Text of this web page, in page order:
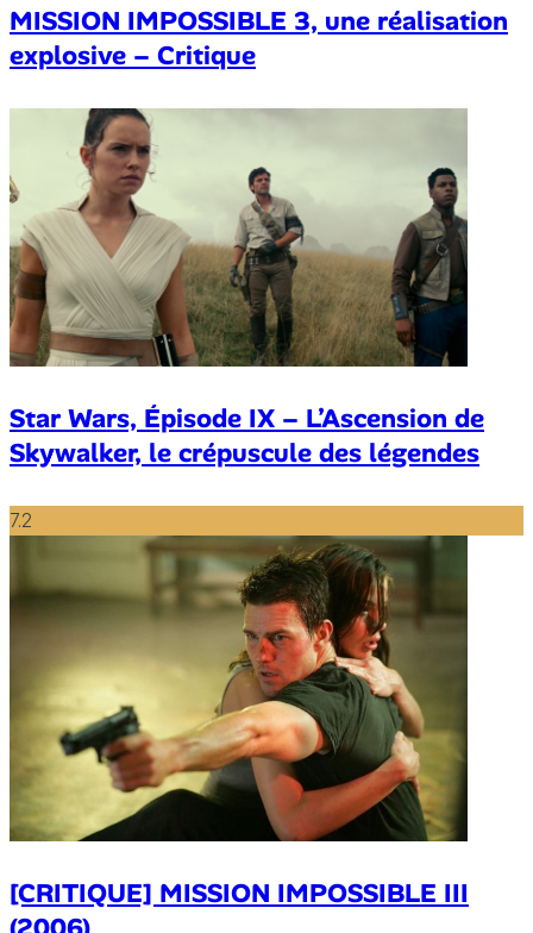
MISSION IMPOSSIBLE 3, une réalisation
explosive – Critique
Star Wars, Épisode IX – L’Ascension de
Skywalker, le crépuscule des légendes
7.2
[CRITIQUE] MISSION IMPOSSIBLE III